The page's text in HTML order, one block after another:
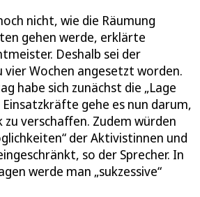
nicht, wie die Räumung
gehen werde, erklärte
Deshalb sei der
vier Wochen angesetzt worden.
habe sich zunächst die „Lage
gehe es nun darum,
zu verschaffen. Zudem würden
der Aktivistinnen und
so der Sprecher. In
werde man „sukzessive“